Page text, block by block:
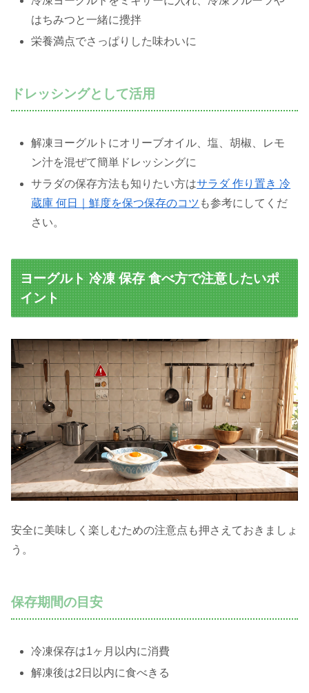
はちみつと一緒に攪拌
栄養満点でさっぱりした味わいに
ドレッシングとして活用
解凍ヨーグルトにオリーブオイル、塩、胡椒、レモ
ン汁を混ぜて簡単ドレッシングに
サラダの保存方法も知りたい方はサラダ 作り置き 冷
蔵庫 何日｜鮮度を保つ保存のコツ も参考にしてくだ
さい。
ヨーグルト 冷凍 保存 食べ方で注意したいポ
イント
安全に美味しく楽しむための注意点も押さえておきましょ
う。
保存期間の目安
冷凍保存は1ヶ月以内に消費
解凍後は2日以内に食べきる